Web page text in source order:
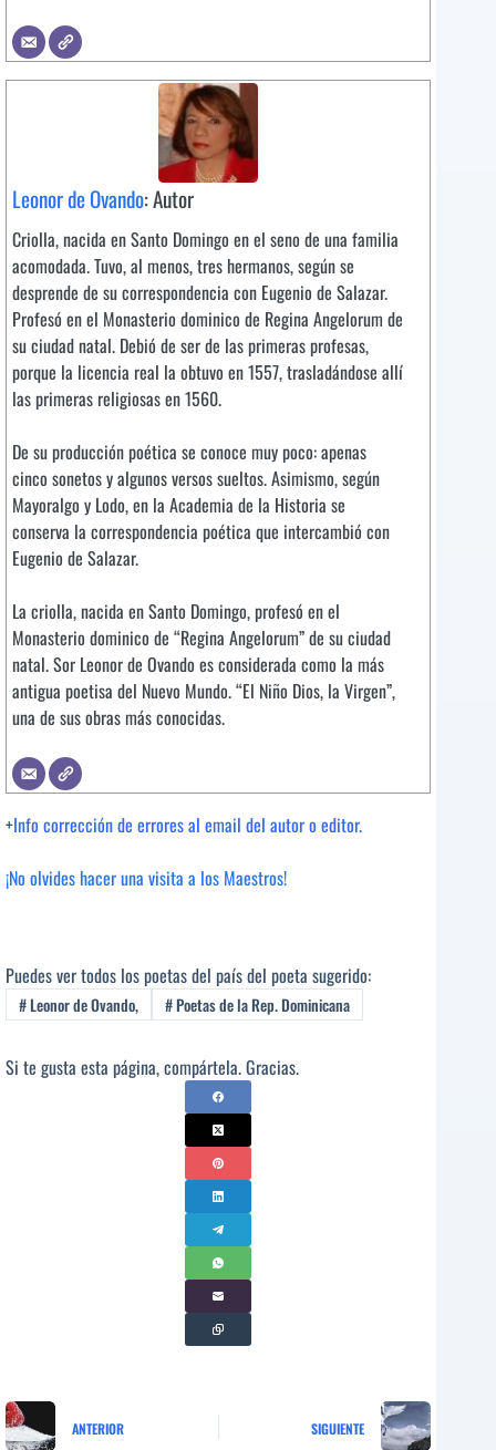
Leonor de Ovando: Autor
Criolla, nacida en Santo Domingo en el seno de una familia
acomodada. Tuvo, al menos, tres hermanos, según se
desprende de su correspondencia con Eugenio de Salazar.
Profesó en el Monasterio dominico de Regina Angelorum de
su ciudad natal. Debió de ser de las primeras profesas,
porque la licencia real la obtuvo en 1557, trasladándose allí
las primeras religiosas en 1560.
De su producción poética se conoce muy poco: apenas
cinco sonetos y algunos versos sueltos. Asimismo, según
Mayoralgo y Lodo, en la Academia de la Historia se
conserva la correspondencia poética que intercambió con
Eugenio de Salazar.
La criolla, nacida en Santo Domingo, profesó en el
Monasterio dominico de “Regina Angelorum” de su ciudad
natal. Sor Leonor de Ovando es considerada como la más
antigua poetisa del Nuevo Mundo. “El Niño Dios, la Virgen”,
una de sus obras más conocidas.
+Info corrección de errores al email del autor o editor.
¡No olvides hacer una visita a los Maestros!
Puedes ver todos los poetas del país del poeta sugerido:
#Leonor de Ovando, #Poetas de la Rep. Dominicana
Si te gusta esta página, compártela. Gracias.
ANTERIOR SIGUIENTE